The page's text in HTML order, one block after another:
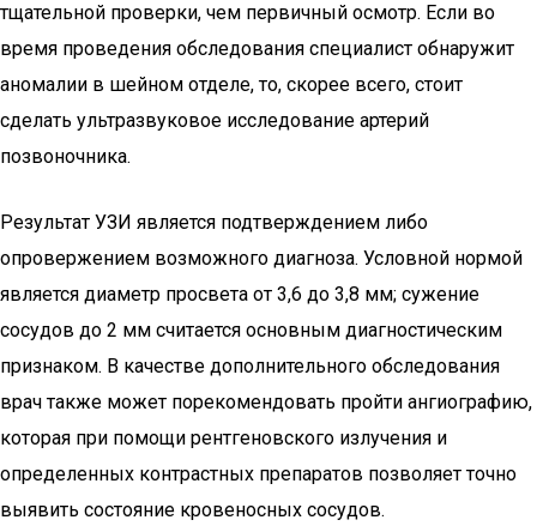
тщательной проверки, чем первичный осмотр. Если во
время проведения обследования специалист обнаружит
аномалии в шейном отделе, то, скорее всего, стоит
сделать ультразвуковое исследование артерий
позвоночника.
Результат УЗИ является подтверждением либо
опровержением возможного диагноза. Условной нормой
является диаметр просвета от 3,6 до 3,8 мм; сужение
сосудов до 2 мм считается основным диагностическим
признаком. В качестве дополнительного обследования
врач также может порекомендовать пройти ангиографию,
которая при помощи рентгеновского излучения и
определенных контрастных препаратов позволяет точно
выявить состояние кровеносных сосудов.